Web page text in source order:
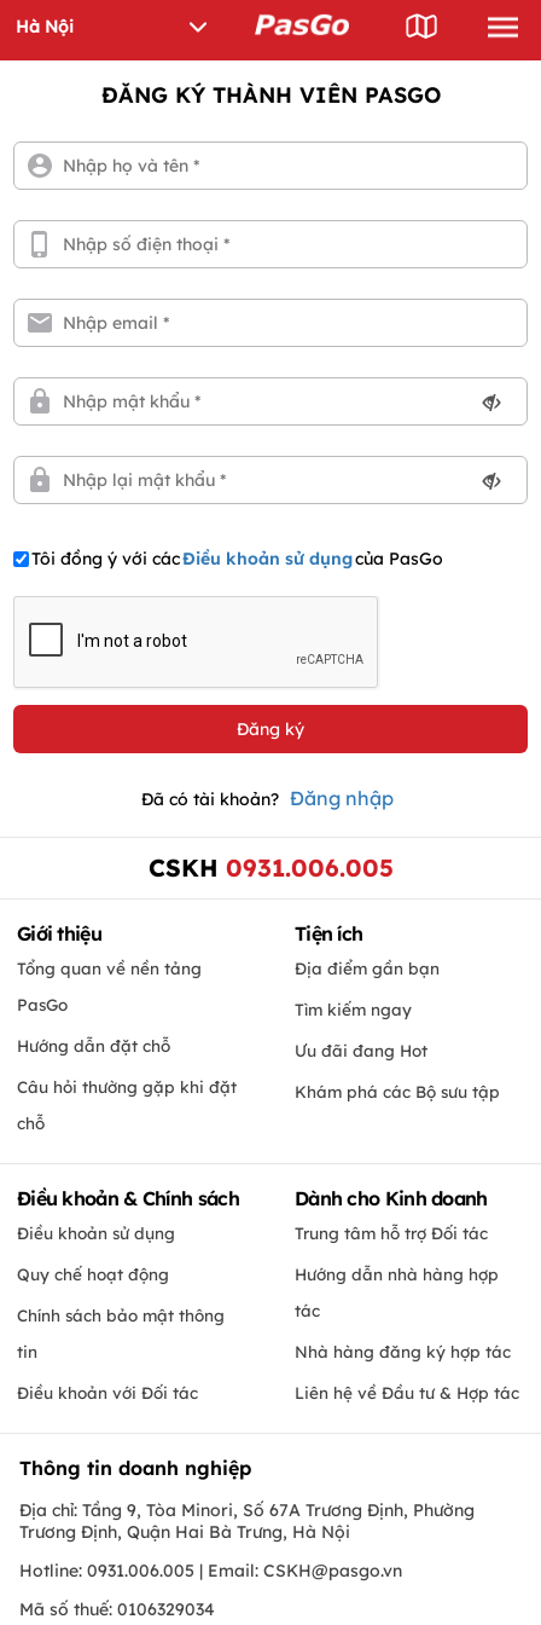
ĐĂNG KÝ THÀNH VIÊN PASGO
Tôi đồng ý với cácĐiều khoản sử dụngcủa PasGo
Đã có tài khoản? Đăng nhập
CSKH 0931.006.005
Giới thiệu
Tổng quan về nền tảng
PasGo
Hướng dẫn đặt chỗ
Câu hỏi thường gặp khi đặt
chỗ
Tiện ích
Địa điểm gần bạn
Tìm kiếm ngay
Ưu đãi đang Hot
Khám phá các Bộ sưu tập
Điều khoản & Chính sách
Điều khoản sử dụng
Quy chế hoạt động
Chính sách bảo mật thông
tin
Điều khoản với Đối tác
Dành cho Kinh doanh
Trung tâm hỗ trợ Đối tác
Hướng dẫn nhà hàng hợp
tác
Nhà hàng đăng ký hợp tác
Liên hệ về Đầu tư & Hợp tác
Thông tin doanh nghiệp
Địa chỉ: Tầng 9, Tòa Minori, Số 67A Trương Định, Phường
Trương Định, Quận Hai Bà Trưng, Hà Nội
Hotline: 0931.006.005 | Email: CSKH@pasgo.vn
Mã số thuế: 0106329034